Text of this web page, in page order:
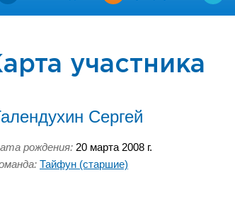
участника
Сергей
рождения: 20 марта 2008 г.
Тайфун (старшие)